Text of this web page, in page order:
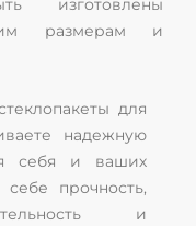
изготовлены
размерам и
для
надежную
себя и ваших
прочность,
и